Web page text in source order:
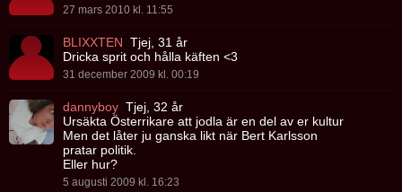
27 mars 2010 kl. 11:55
BLIXXTEN Tjej, 31 år
Dricka sprit och hålla käften <3
31 december 2009 kl. 00:19
dannyboy Tjej, 32 år
Ursäkta Österrikare att jodla är en del av er kultur
Men det låter ju ganska likt när Bert Karlsson
pratar politik.
Eller hur?
5 augusti 2009 kl. 16:23